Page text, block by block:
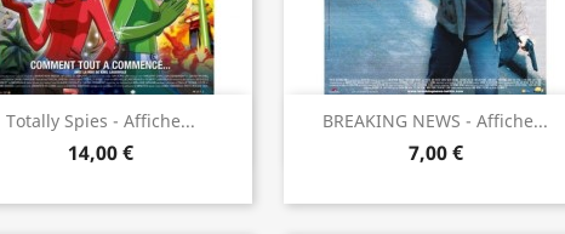
Totally Spies - Affiche...
14,00 €
Aperçu rapide BREAKING NEWS - Affiche...
7,00 €
Aperçu rapide